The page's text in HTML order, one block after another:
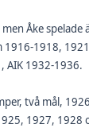
Åke spelade
1916-1918,
AIK 1932-1936.
två mål,
1927, 1928